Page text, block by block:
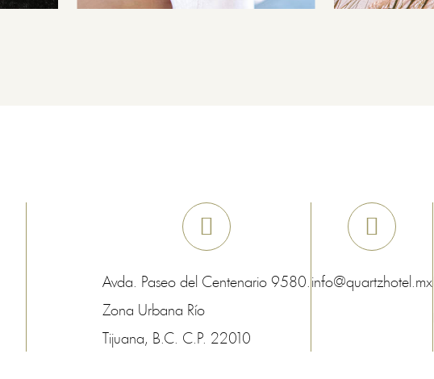
Avda. Paseo del Centenario 9580.
Zona Urbana Río
Tijuana, B.C. C.P. 22010
info@quartzhotel.mx